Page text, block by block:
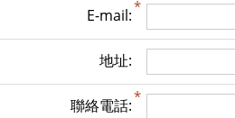
E-mail:
地址:
聯絡電話: